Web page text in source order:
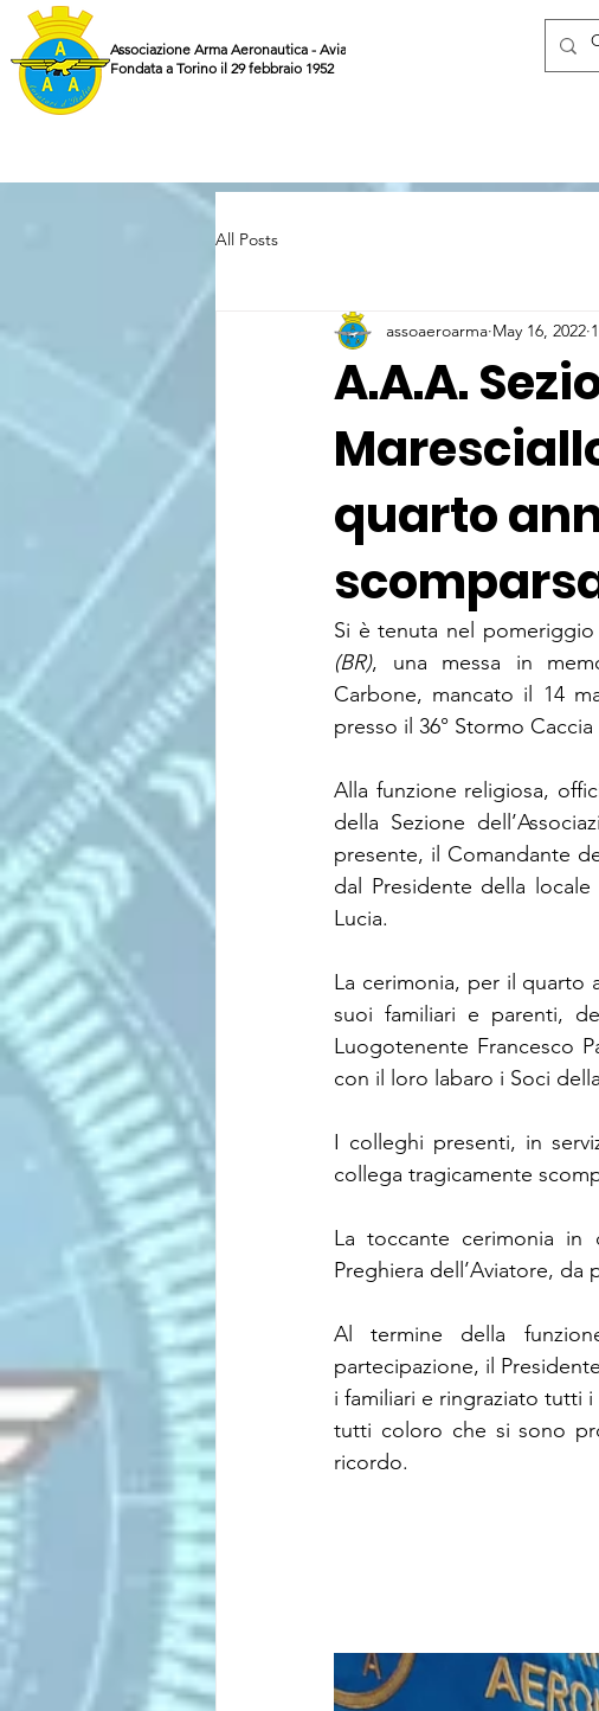
Associazione Arma Aeronautica - Aviatori d'Italia ETS
Fondata a Torino il 29 febbraio 1952
All Posts
A.A.A.
quarto
assoaeroarma May 16, 2022
(BR), una messa in
Carbone, mancato il 14
presso il 36° Stormo
Alla funzione religiosa,
della Sezione
presente, il Comandante
dal Presidente della locale
Lucia.
La cerimonia, per il quarto
suoi familiari e parenti,
Luogotenente Francesco
con il loro labaro i Soci
I colleghi presenti, in
collega tragicamente
La toccante cerimonia
Preghiera dell’Aviatore,
Al termine della
partecipazione, il
i familiari e ringraziato tutti
tutti coloro che si sono
ricordo.